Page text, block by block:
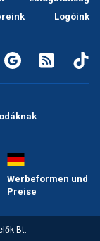
Logóink
Werbeformen und
Preise
Bt.